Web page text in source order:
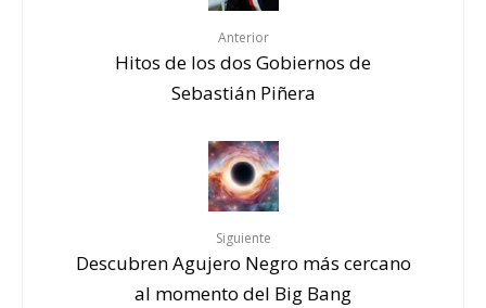
Anterior
Hitos de los dos Gobiernos de
Sebastián Piñera
Siguiente
Descubren Agujero Negro más cercano
al momento del Big Bang